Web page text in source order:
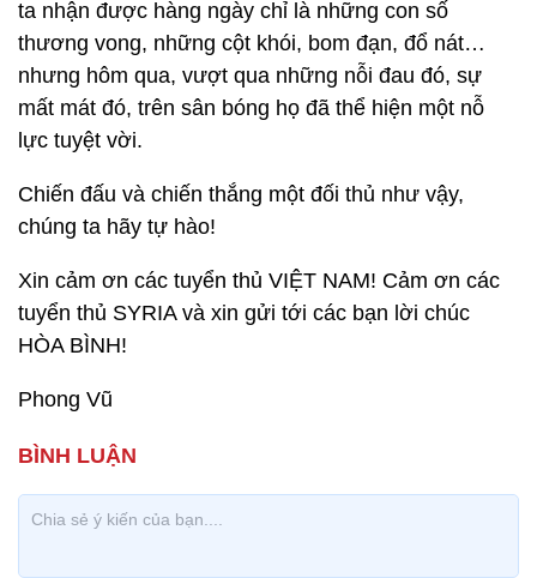
ta nhận được hàng ngày chỉ là những con số
thương vong, những cột khói, bom đạn, đổ nát…
nhưng hôm qua, vượt qua những nỗi đau đó, sự
mất mát đó, trên sân bóng họ đã thể hiện một nỗ
lực tuyệt vời.
Chiến đấu và chiến thắng một đối thủ như vậy,
chúng ta hãy tự hào!
Xin cảm ơn các tuyển thủ VIỆT NAM! Cảm ơn các
tuyển thủ SYRIA và xin gửi tới các bạn lời chúc
HÒA BÌNH!
Phong Vũ